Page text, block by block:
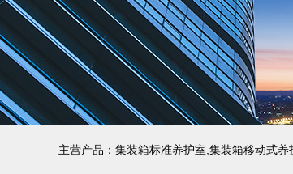
主营产品：集装箱标准养护室,集装箱移动式